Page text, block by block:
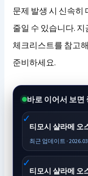
문제 발생 시 신속히
줄일 수 있습니다.
체크리스트를 참고
준비하세요.
바로 이어서 보면
티모시 샬라메 오
최근 업데이트 ·
티모시 샬라메 오